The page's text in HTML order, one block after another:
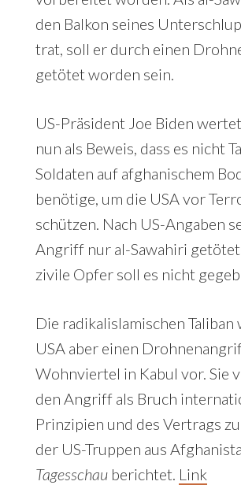
den Balkon seines
trat, soll er durch einen
getötet worden sein.
US-Präsident Joe Biden
nun als Beweis, dass es nicht
Soldaten auf afghanischem
benötige, um die USA vor
schützen. Nach US-Angaben
Angriff nur al-Sawahiri
zivile Opfer soll es nicht
Die radikalislamischen Taliban
USA aber einen
Wohnviertel in Kabul vor. Sie
den Angriff als Bruch
Prinzipien und des Vertrags
der US-Truppen aus
Tagesschauberichtet. Link